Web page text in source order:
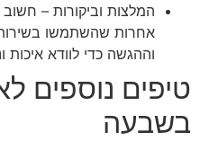
המלצות וביקורות –
אחרות שהשתמשו
וההגשה כדי לוודא איכות
טיפים נוספים
בשבעה